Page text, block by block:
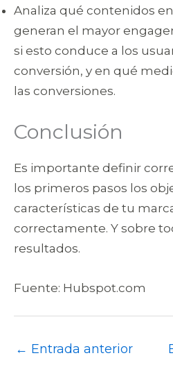
Analiza qué contenidos
generan el mayor
si esto conduce a los
conversión, y en qué
las conversiones.
Conclusión
Es importante definir
los primeros pasos los
características de tu
correctamente. Y sobre
resultados.
Fuente: Hubspot.com
← Entrada anterior